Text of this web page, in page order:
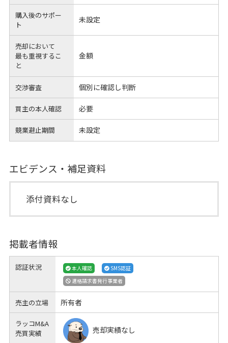
購入後のサポー
ト
未設定
売却において
最も重視するこ
と
金額
交渉審査 個別に確認し判断
買主の本人確認 必要
競業避止期間 未設定
エビデンス・補足資料
添付資料なし
掲載者情報
認証状況 本人確認
SMS認証
適格請求書発行事業者
売主の立場 所有者
ラッコM&A
売買実績
売却実績なし